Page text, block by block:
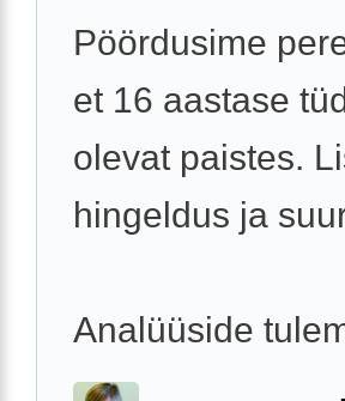
Pöördusime
et 16 aastase
olevat paistes.
hingeldus ja
Analüüside